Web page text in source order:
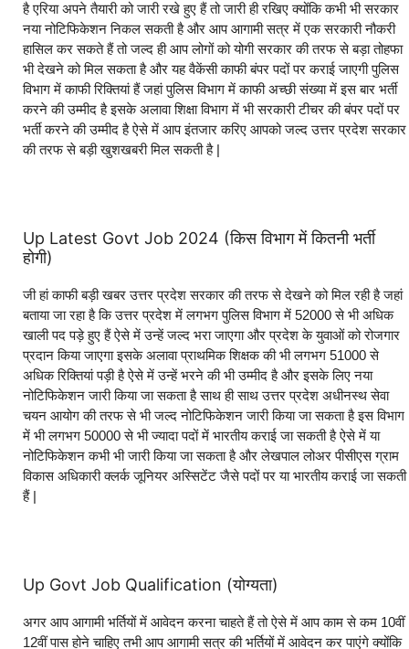
है एरिया अपने तैयारी को जारी रखे हुए हैं तो जारी ही रखिए क्योंकि कभी भी सरकार
नया नोटिफिकेशन निकल सकती है और आप आगामी सत्र में एक सरकारी नौकरी
हासिल कर सकते हैं तो जल्द ही आप लोगों को योगी सरकार की तरफ से बड़ा तोहफा
भी देखने को मिल सकता है और यह वैकेंसी काफी बंपर पदों पर कराई जाएगी पुलिस
विभाग में काफी रिक्तियां हैं जहां पुलिस विभाग में काफी अच्छी संख्या में इस बार भर्ती
करने की उम्मीद है इसके अलावा शिक्षा विभाग में भी सरकारी टीचर की बंपर पदों पर
भर्ती करने की उम्मीद है ऐसे में आप इंतजार करिए आपको जल्द उत्तर प्रदेश सरकार
की तरफ से बड़ी खुशखबरी मिल सकती है |
Up Latest Govt Job 2024 (किस विभाग में कितनी भर्ती
होगी)
जी हां काफी बड़ी खबर उत्तर प्रदेश सरकार की तरफ से देखने को मिल रही है जहां
बताया जा रहा है कि उत्तर प्रदेश में लगभग पुलिस विभाग में 52000 से भी अधिक
खाली पद पड़े हुए हैं ऐसे में उन्हें जल्द भरा जाएगा और प्रदेश के युवाओं को रोजगार
प्रदान किया जाएगा इसके अलावा प्राथमिक शिक्षक की भी लगभग 51000 से
अधिक रिक्तियां पड़ी है ऐसे में उन्हें भरने की भी उम्मीद है और इसके लिए नया
नोटिफिकेशन जारी किया जा सकता है साथ ही साथ उत्तर प्रदेश अधीनस्थ सेवा
चयन आयोग की तरफ से भी जल्द नोटिफिकेशन जारी किया जा सकता है इस विभाग
में भी लगभग 50000 से भी ज्यादा पदों में भारतीय कराई जा सकती है ऐसे में या
नोटिफिकेशन कभी भी जारी किया जा सकता है और लेखपाल लोअर पीसीएस ग्राम
विकास अधिकारी क्लर्क जूनियर अस्सिटेंट जैसे पदों पर या भारतीय कराई जा सकती
हैं |
Up Govt Job Qualification (योग्यता)
अगर आप आगामी भर्तियों में आवेदन करना चाहते हैं तो ऐसे में आप काम से कम 10वीं
12वीं पास होने चाहिए तभी आप आगामी सत्र की भर्तियों में आवेदन कर पाएंगे क्योंकि